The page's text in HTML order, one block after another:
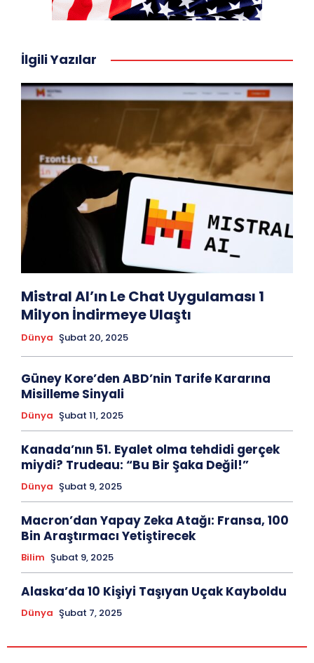
İlgili Yazılar
Mistral AI’ın Le Chat Uygulaması 1
Milyon İndirmeye Ulaştı
Dünya Şubat 20, 2025
Güney Kore’den ABD’nin Tarife Kararına
Misilleme Sinyali
Dünya Şubat 11, 2025
Kanada’nın 51. Eyalet olma tehdidi gerçek
miydi? Trudeau: “Bu Bir Şaka Değil!”
Dünya Şubat 9, 2025
Macron’dan Yapay Zeka Atağı: Fransa, 100
Bin Araştırmacı Yetiştirecek
Bilim Şubat 9, 2025
Alaska’da 10 Kişiyi Taşıyan Uçak Kayboldu
Dünya Şubat 7, 2025